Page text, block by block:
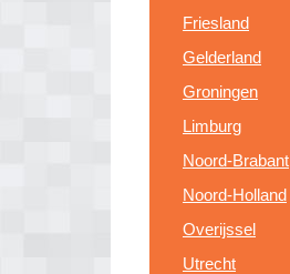
Friesland
Gelderland
Groningen
Limburg
Noord-Brabant
Noord-Holland
Overijssel
Utrecht